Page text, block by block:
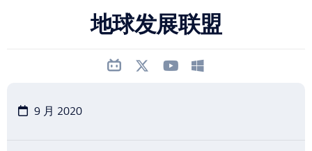
地球发展联盟
9 月 2020